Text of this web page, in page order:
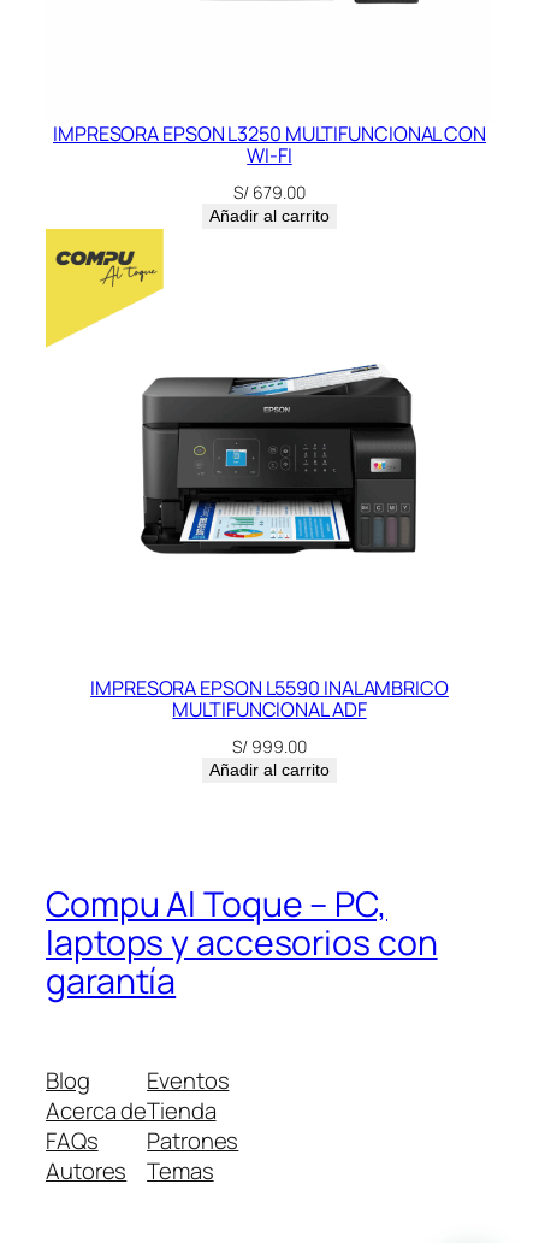
IMPRESORA EPSON L3250 MULTIFUNCIONAL CON
WI-FI
S/ 679.00
Añadir al carrito
IMPRESORA EPSON L5590 INALAMBRICO
MULTIFUNCIONAL ADF
S/ 999.00
Añadir al carrito
Compu Al Toque – PC,
laptops y accesorios con
garantía
Blog
Acerca de
FAQs
Autores
Eventos
Tienda
Patrones
Temas